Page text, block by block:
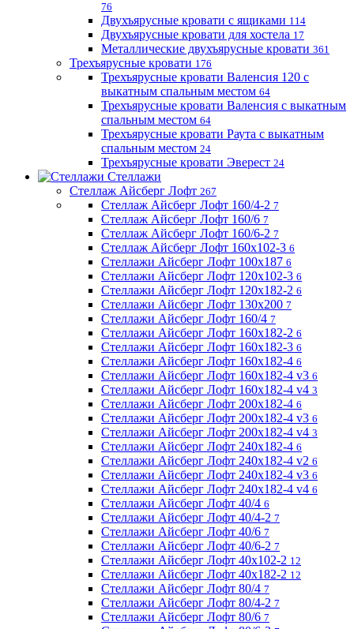
76
Двухъярусные кровати с ящиками 114
Двухъярусные кровати для хостела 17
Металлические двухъярусные кровати 361
Трехъярусные кровати 176
Трехъярусные кровати Валенсия 120 с
выкатным спальным местом 64
Трехъярусные кровати Валенсия с выкатным
спальным местом 64
Трехъярусные кровати Раута с выкатным
спальным местом 24
Трехъярусные кровати Эверест 24
Стеллажи
Стеллаж Айсберг Лофт 267
Стеллаж Айсберг Лофт 160/4-2 7
Стеллаж Айсберг Лофт 160/6 7
Стеллаж Айсберг Лофт 160/6-2 7
Стеллаж Айсберг Лофт 160х102-3 6
Стеллажи Айсберг Лофт 100х187 6
Стеллажи Айсберг Лофт 120х102-3 6
Стеллажи Айсберг Лофт 120х182-2 6
Стеллажи Айсберг Лофт 130х200 7
Стеллажи Айсберг Лофт 160/4 7
Стеллажи Айсберг Лофт 160х182-2 6
Стеллажи Айсберг Лофт 160х182-3 6
Стеллажи Айсберг Лофт 160х182-4 6
Стеллажи Айсберг Лофт 160х182-4 v3 6
Стеллажи Айсберг Лофт 160х182-4 v4 3
Стеллажи Айсберг Лофт 200х182-4 6
Стеллажи Айсберг Лофт 200х182-4 v3 6
Стеллажи Айсберг Лофт 200х182-4 v4 3
Стеллажи Айсберг Лофт 240х182-4 6
Стеллажи Айсберг Лофт 240х182-4 v2 6
Стеллажи Айсберг Лофт 240х182-4 v3 6
Стеллажи Айсберг Лофт 240х182-4 v4 6
Стеллажи Айсберг Лофт 40/4 6
Стеллажи Айсберг Лофт 40/4-2 7
Стеллажи Айсберг Лофт 40/6 7
Стеллажи Айсберг Лофт 40/6-2 7
Стеллажи Айсберг Лофт 40х102-2 12
Стеллажи Айсберг Лофт 40х182-2 12
Стеллажи Айсберг Лофт 80/4 7
Стеллажи Айсберг Лофт 80/4-2 7
Стеллажи Айсберг Лофт 80/6 7